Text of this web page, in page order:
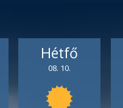
Hétfő
08. 10.